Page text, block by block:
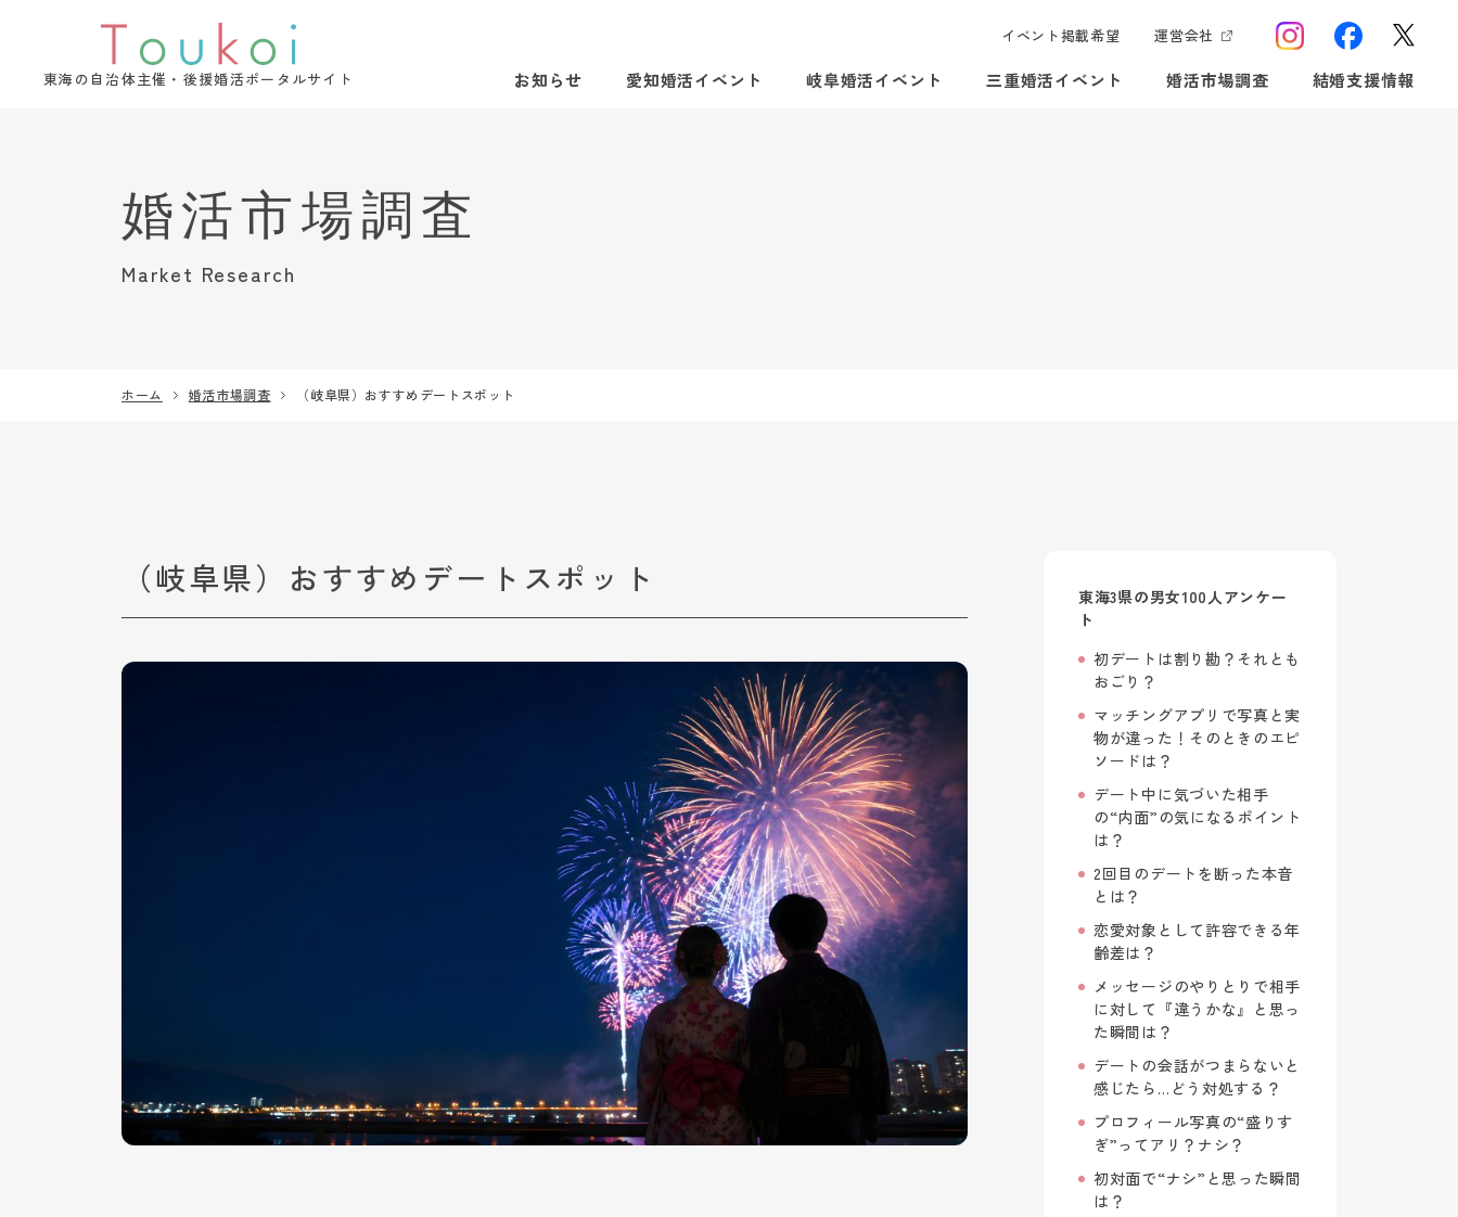
東海の自治体主催・後援婚活ポータルサイト
イベント掲載希望 運営会社
お知らせ 愛知婚活イベント 岐阜婚活イベント 三重婚活イベント 婚活市場調査 結婚支援情報
Market Research
ホーム 婚活市場調査 （岐阜県）おすすめデートスポット
（岐阜県）おすすめデートスポット
東海3県の男女100人アンケー
ト
初デートは割り勘？それとも
おごり？
マッチングアプリで写真と実
物が違った！そのときのエピ
ソードは？
デート中に気づいた相手
の“内面”の気になるポイント
は？
2回目のデートを断った本音
とは？
恋愛対象として許容できる年
齢差は？
メッセージのやりとりで相手
に対して『違うかな』と思っ
た瞬間は？
デートの会話がつまらないと
感じたら…どう対処する？
プロフィール写真の“盛りす
ぎ”ってアリ？ナシ？
初対面で“ナシ”と思った瞬間
は？